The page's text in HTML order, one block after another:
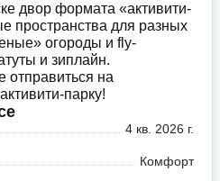
двор формата «активити-
пространства для разных
огороды и fly-
и зиплайн.
отправиться на
парку!
4 кв. 2026 г.
Комфорт